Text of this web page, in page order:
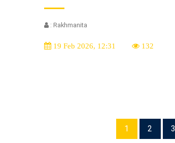
: Rakhmanita
19 Feb 2026, 12:31 132
1 2 3